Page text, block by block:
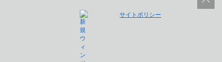
サイトポリシー